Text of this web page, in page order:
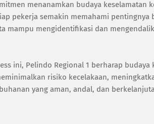
menanamkan budaya keselamatan
pekerja semakin memahami pentingnya
mampu mengidentifikasi dan
ini, Pelindo Regional 1 berharap
risiko kecelakaan,
yang aman, andal, dan